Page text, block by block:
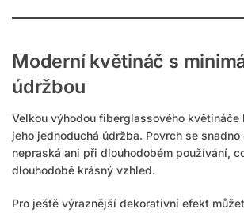
Moderní květináč s
údržbou
Velkou výhodou fiberglassového květináče
jeho jednoduchá údržba. Povrch se
nepraská ani při dlouhodobém používání,
dlouhodobě krásný vzhled.
Pro ještě výraznější dekorativní efekt